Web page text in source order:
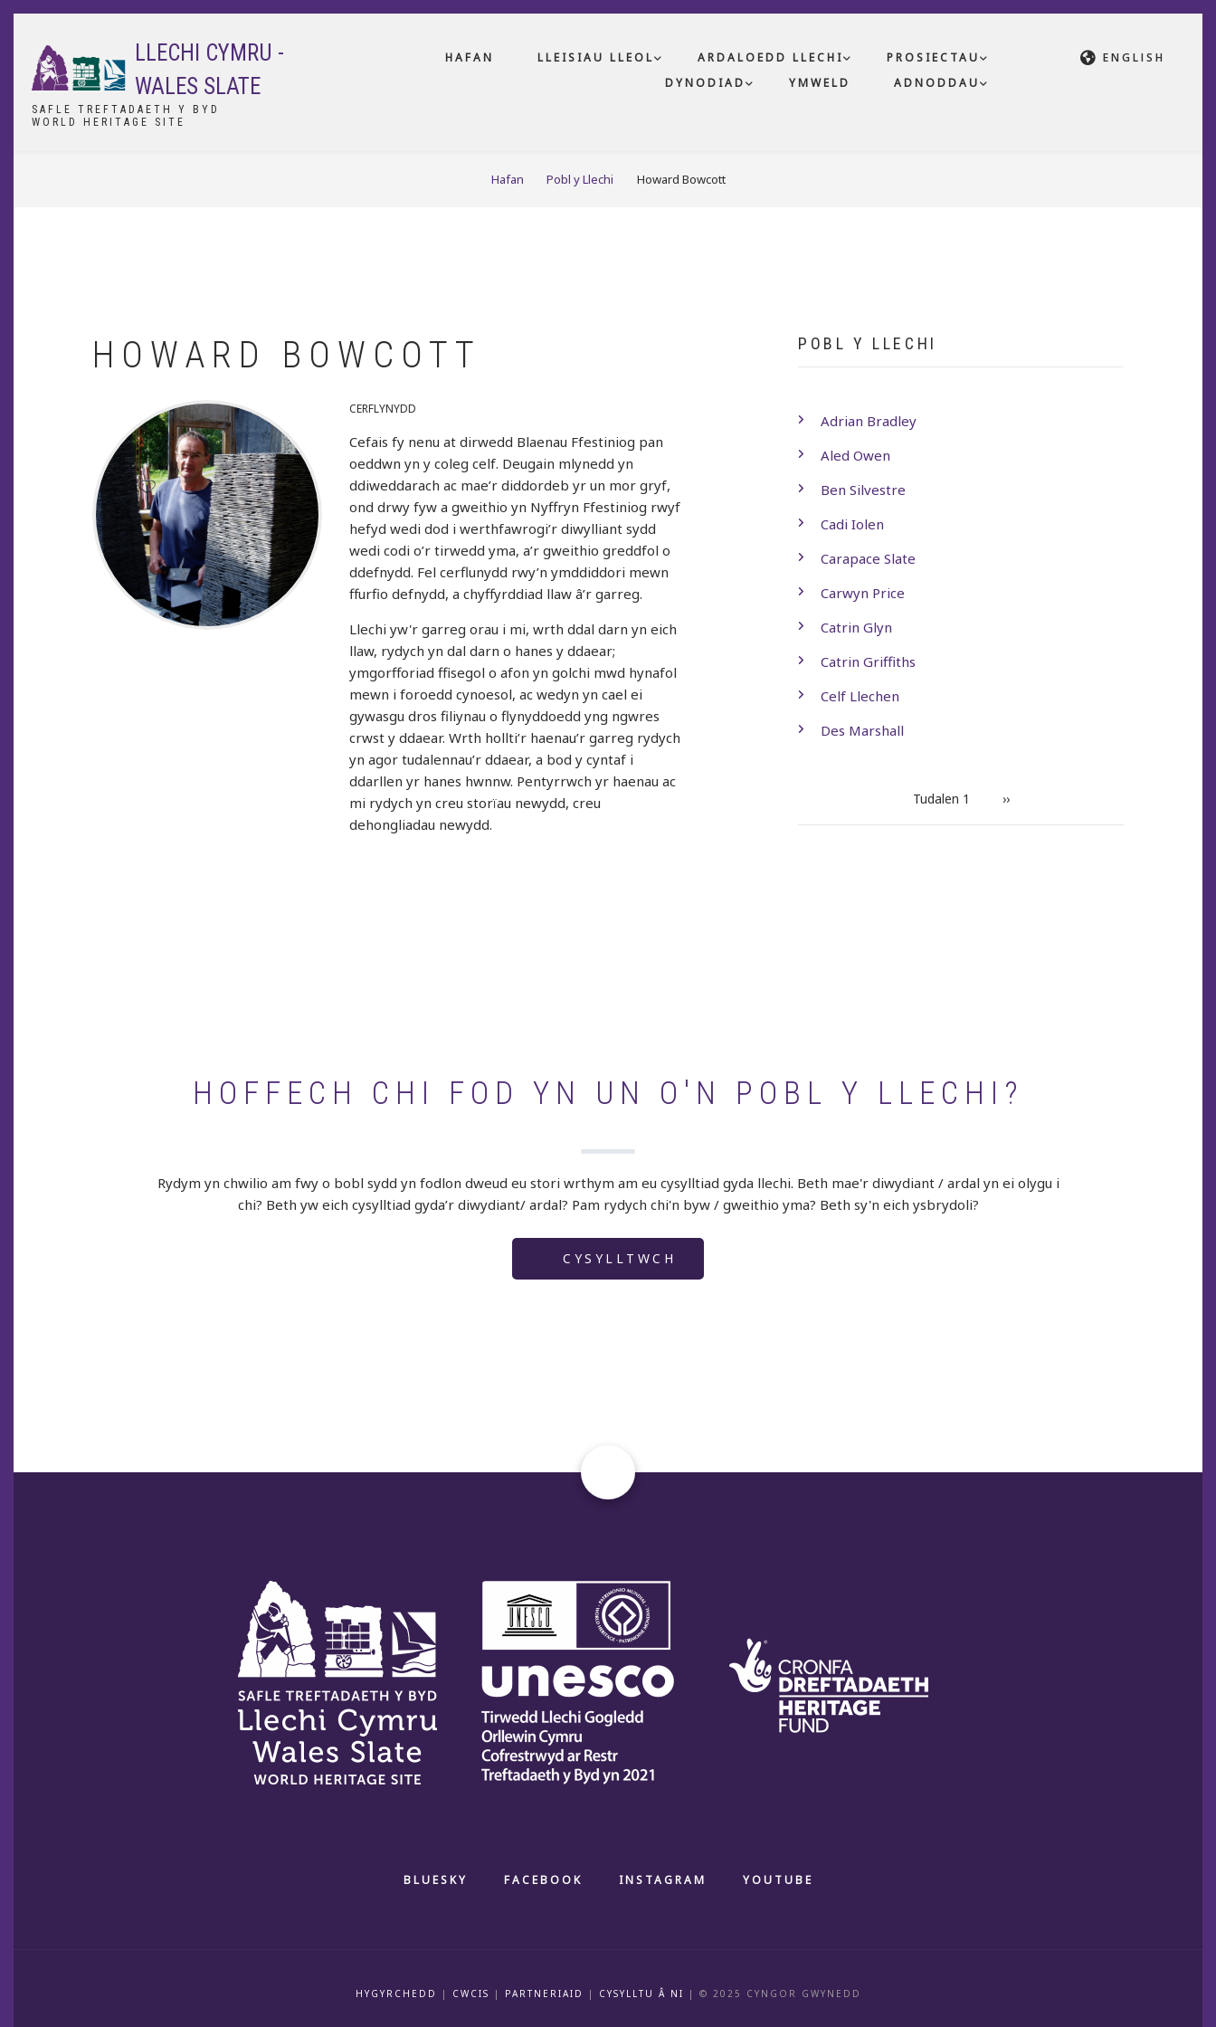
Skip
content
ENGLISH
LLECHI CYMRU -
WALES SLATE
SAFLE TREFTADAETH Y BYD
WORLD HERITAGE SITE
HAFAN LLEISIAU LLEOL ARDALOEDD LLECHI
PROSIECTAU
DYNODIAD
YMWELD ADNODDAU
Hafan Pobl y Llechi Howard Bowcott
HOWARD BOWCOTT
CERFLYNYDD
Cefais fy nenu at dirwedd Blaenau Ffestiniog pan
oeddwn yn y coleg celf. Deugain mlynedd yn
ddiweddarach ac mae’r diddordeb yr un mor gryf,
ond drwy fyw a gweithio yn Nyffryn Ffestiniog rwyf
hefyd wedi dod i werthfawrogi’r diwylliant sydd
wedi codi o’r tirwedd yma, a’r gweithio greddfol o
ddefnydd. Fel cerflunydd rwy’n ymddiddori mewn
ffurfio defnydd, a chyffyrddiad llaw â’r garreg.
Llechi yw'r garreg orau i mi, wrth ddal darn yn eich
llaw, rydych yn dal darn o hanes y ddaear;
ymgorfforiad ffisegol o afon yn golchi mwd hynafol
mewn i foroedd cynoesol, ac wedyn yn cael ei
gywasgu dros filiynau o flynyddoedd yng ngwres
crwst y ddaear. Wrth hollti’r haenau’r garreg rydych
yn agor tudalennau’r ddaear, a bod y cyntaf i
ddarllen yr hanes hwnnw. Pentyrrwch yr haenau ac
mi rydych yn creu storïau newydd, creu
dehongliadau newydd.
POBL Y LLECHI
Adrian Bradley
Aled Owen
Ben Silvestre
Cadi Iolen
Carapace Slate
Carwyn Price
Catrin Glyn
Catrin Griffiths
Celf Llechen
Des Marshall
Tudalen 1 Next
››
HOFFECH CHI FOD YN UN O'N POBL Y LLECHI?
Rydym yn chwilio am fwy o bobl sydd yn fodlon dweud eu stori wrthym am eu cysylltiad gyda llechi. Beth mae'r diwydiant / ardal yn ei olygu i
chi? Beth yw eich cysylltiad gyda’r diwydiant/ ardal? Pam rydych chi'n byw / gweithio yma? Beth sy'n eich ysbrydoli?
CYSYLLTWCH
BLUESKY FACEBOOK INSTAGRAM YOUTUBE
HYGYRCHEDD | CWCIS | PARTNERIAID | CYSYLLTU Â NI | © 2025 CYNGOR GWYNEDD